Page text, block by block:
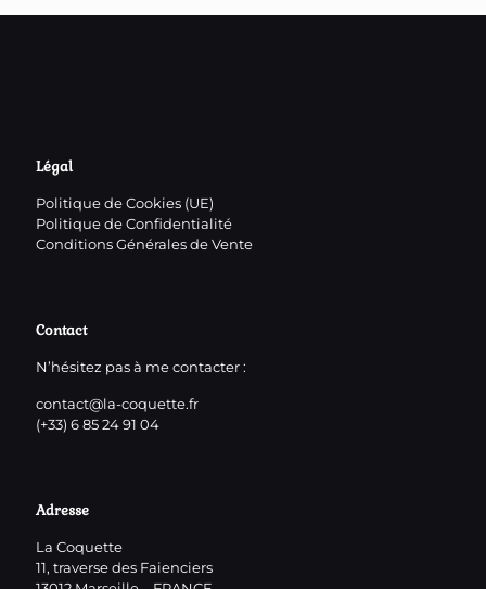
Légal
Politique de Cookies (UE)
Politique de Confidentialité
Conditions Générales de Vente
Contact
N’hésitez pas à me contacter :
contact@la-coquette.fr
(+33) 6 85 24 91 04
Adresse
La Coquette
11, traverse des Faienciers